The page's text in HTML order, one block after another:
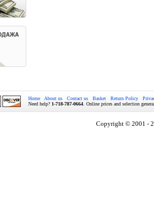
Home About us Contact us Basket Return Policy
Need help? 1-718-787-0664 . Online prices and selection
Copyright © 2001 -